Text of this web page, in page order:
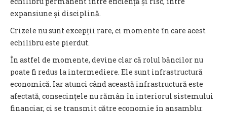
expansiune și disciplină.
Crizele nu sunt excepții rare, ci momente în care acest
echilibru este pierdut.
În astfel de momente, devine clar că rolul băncilor nu
poate fi redus la intermediere. Ele sunt infrastructură
economică. Iar atunci când această infrastructură este
afectată, consecințele nu rămân în interiorul sistemului
financiar, ci se transmit către economie în ansamblu: